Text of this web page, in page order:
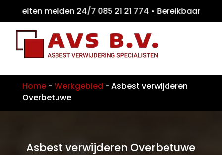
melden 24/7 085 21 21 774 •
Home- Werkgebied - Asbest verwijderen
Overbetuwe
Asbest verwijderen Overbetuwe